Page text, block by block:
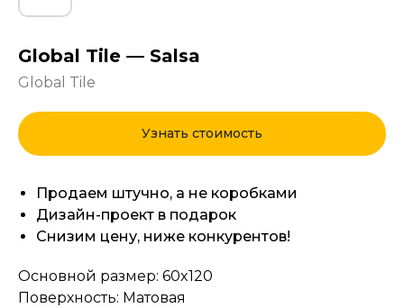
Global Tile — Salsa
Global Tile
Узнать стоимость
Продаем штучно, а не коробками
Дизайн-проект в подарок
Снизим цену, ниже конкурентов!
Основной размер: 60x120
Поверхность: Матовая